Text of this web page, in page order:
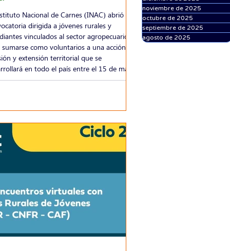
Nacional de Carnes (INAC) abrió una
dirigida a jóvenes rurales y
vinculados al sector agropecuario
sumarse como voluntarios a una acción de
y extensión territorial que se
en todo el país entre el 15 de mayo
de junio de 2026. La iniciativa tiene
objetivo acompañar una campaña de
veterinarios y la importancia
los tiempos de e
noviembre de 2025
octubre de 2025
septiembre de 2025
agosto de 2025